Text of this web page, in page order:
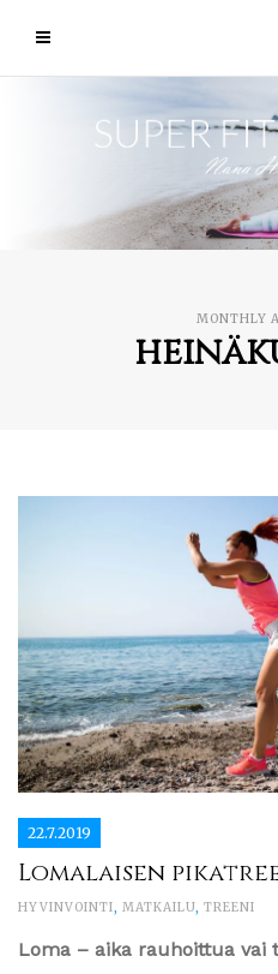
MONTHLY
22.7.2019
Lomalaisen
HYVINVOINTI, MATKAILU, TREENI
Loma – aika rauhoittua vai